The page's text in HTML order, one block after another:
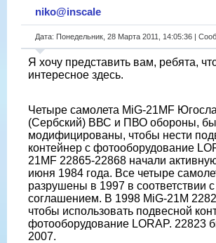
niko@inscale
Дата: Понедельник, 28 Марта 2011, 14:05:36 |
Я хочу представить вам, ребята,
интересное здесь.
Четыре самолета MiG-21MF
(Сербский) ВВС и ПВО обороны,
модифицированы, чтобы нести
контейнер с фотооборудование
21MF 22865-22868 начали
июня 1984 года. Все четыре
разрушены в 1997 в соответствии
соглашением. В 1998 MiG-21M
чтобы использовать подвесной
фотооборудование LORAP. 22823
2007.